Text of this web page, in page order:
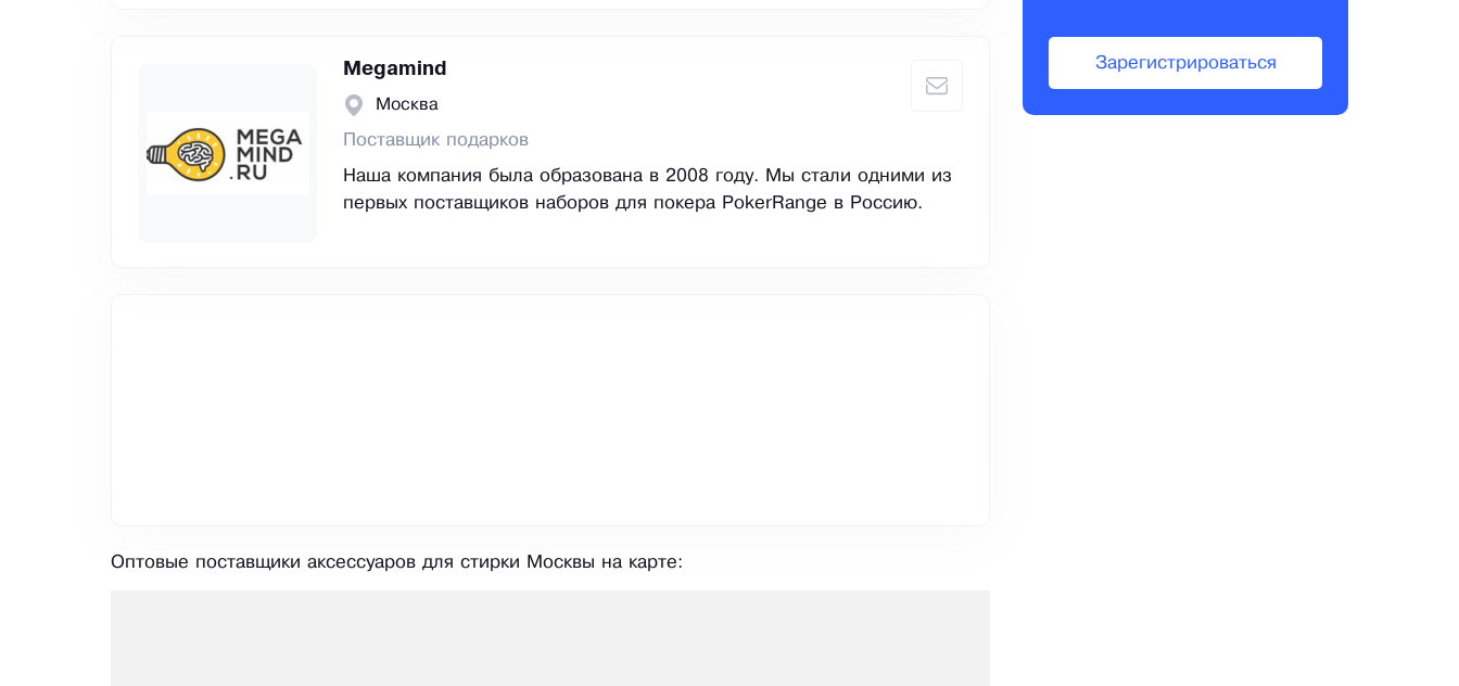
Megamind
Москва
Поставщик подарков
Наша компания была образована в 2008 году. Мы стали одними из
первых поставщиков наборов для покера PokerRange в Россию.
Оптовые поставщики аксессуаров для стирки Москвы на карте:
Зарегистрироваться